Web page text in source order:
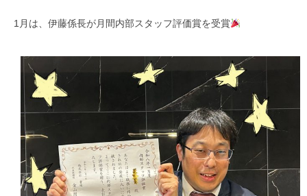
1月は、伊藤係長が月間内部スタッフ評価賞を受賞